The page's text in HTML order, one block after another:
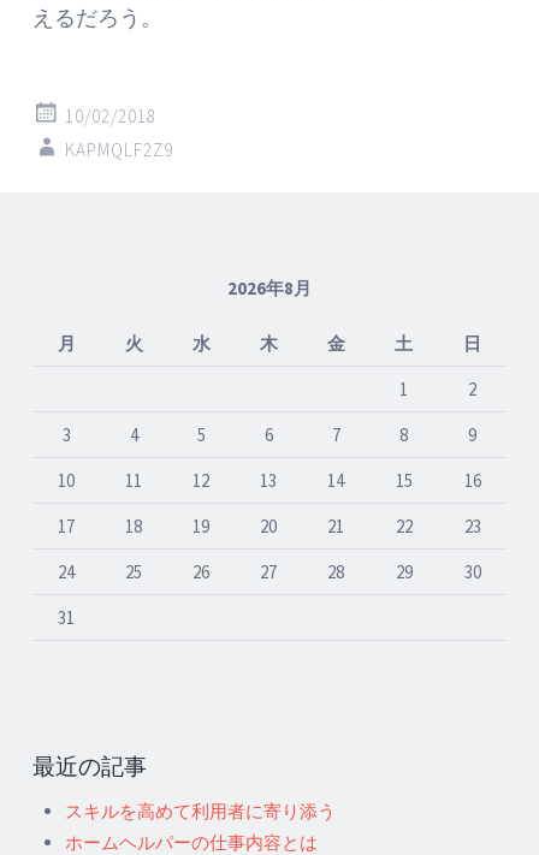
えるだろう。
10/02/2018
KAPMQLF2Z9
2026年8月
月 火 水 木 金 土
日
1
2
3
4 5 6 7 8
9
10
11 12 13 14 15
16
17
18 19 20 21 22
23
24
25 26 27 28 29
30
31
最近の記事
スキルを高めて利用者に寄り添う
ホームヘルパーの仕事内容とは